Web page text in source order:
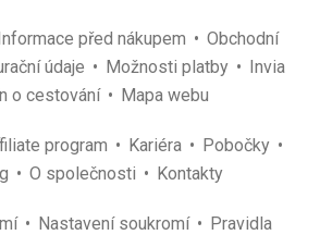
před nákupem
Obchodní
údaje Možnosti platby
Invia
o cestování
Mapa webu
program Kariéra
Pobočky
O společnosti Kontakty
Nastavení soukromí
Pravidla